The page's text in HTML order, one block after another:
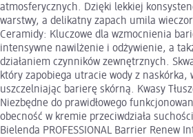
atmosferycznych. Dzięki lekkiej
warstwy, a delikatny zapach umila
Ceramidy: Kluczowe dla wzmocnienia
intensywne nawilżenie i odżywienie, a
działaniem czynników zewnętrznych.
który zapobiega utracie wody z naskórka,
uszczelniając barierę skórną. Kwasy
Niezbędne do prawidłowego
obecność w kremie przeciwdziała
Bielenda PROFESSIONAL Barrier Renew